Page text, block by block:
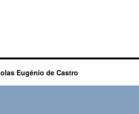
Eugénio de Castro